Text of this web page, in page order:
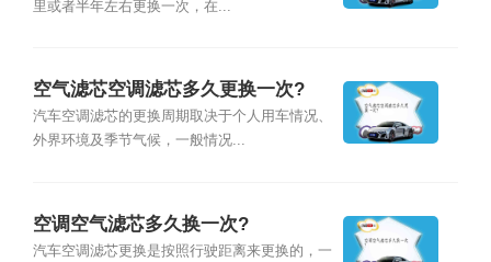
里或者半年左右更换一次，在...
空气滤芯空调滤芯多久更换一次?
汽车空调滤芯的更换周期取决于个人用车情况、
外界环境及季节气候，一般情况...
空调空气滤芯多久换一次?
汽车空调滤芯更换是按照行驶距离来更换的，一